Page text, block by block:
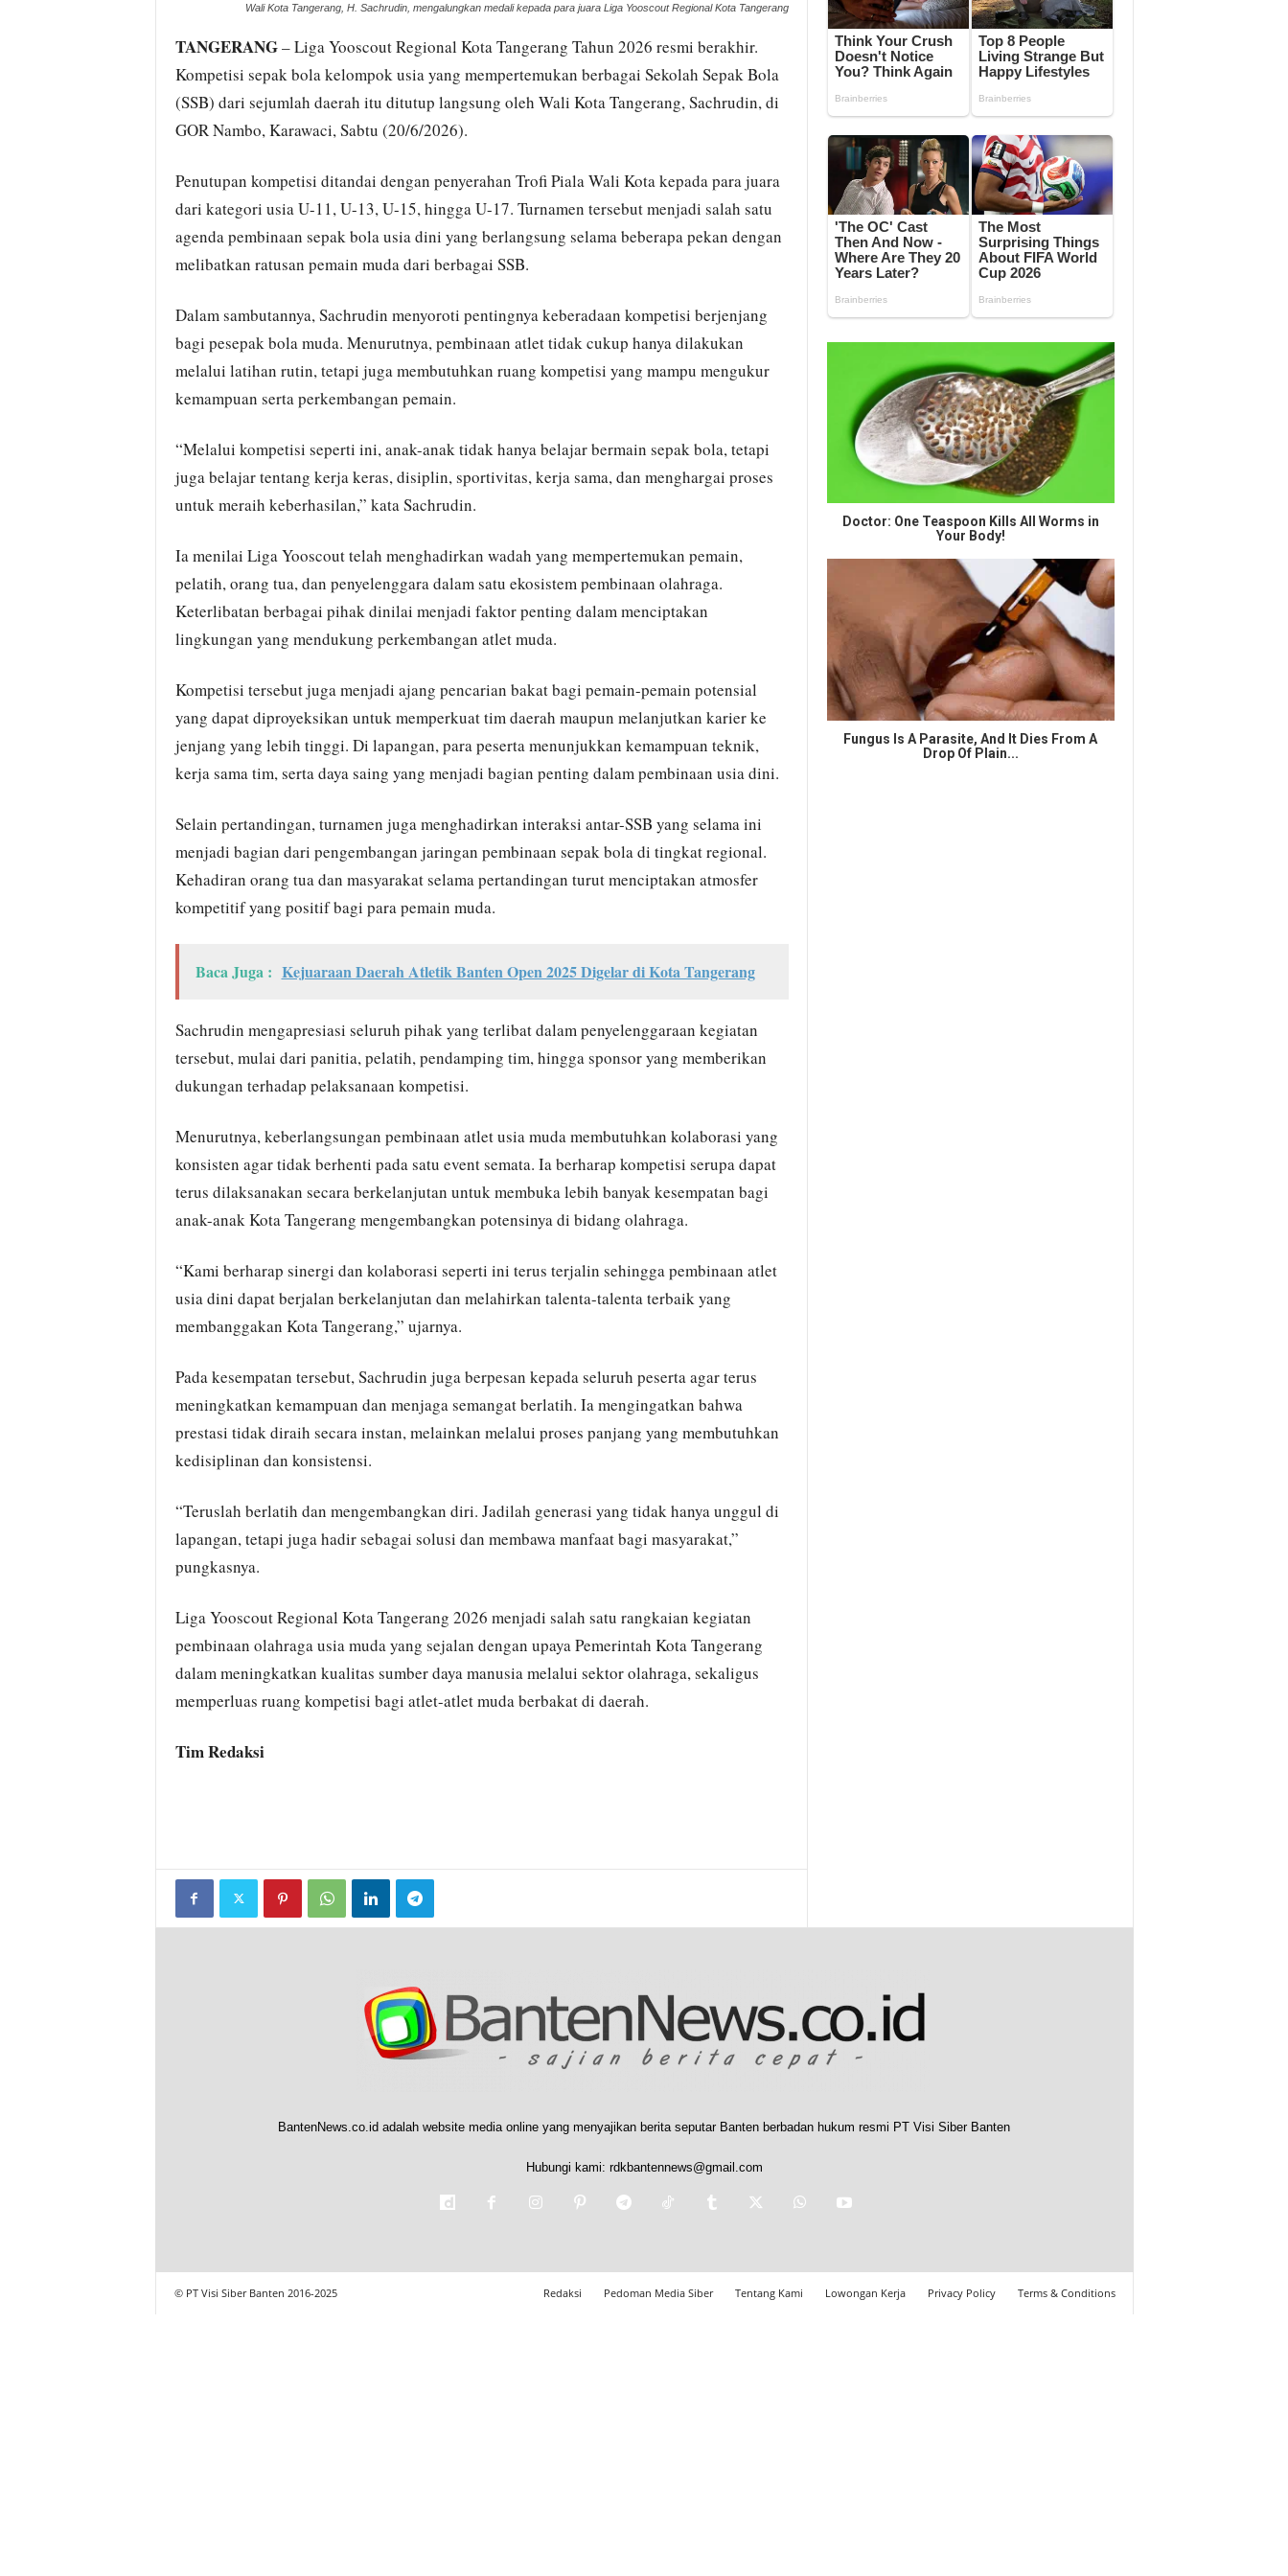
Wali Kota Tangerang, H. Sachrudin, mengalungkan medali kepada para juara Liga Yooscout Regional Kota Tangerang
TANGERANG– Liga Yooscout Regional Kota Tangerang Tahun 2026 resmi berakhir.
Kompetisi sepak bola kelompok usia yang mempertemukan berbagai Sekolah Sepak Bola
(SSB) dari sejumlah daerah itu ditutup langsung oleh Wali Kota Tangerang, Sachrudin, di
GOR Nambo, Karawaci, Sabtu (20/6/2026).
Penutupan kompetisi ditandai dengan penyerahan Trofi Piala Wali Kota kepada para juara
dari kategori usia U-11, U-13, U-15, hingga U-17. Turnamen tersebut menjadi salah satu
agenda pembinaan sepak bola usia dini yang berlangsung selama beberapa pekan dengan
melibatkan ratusan pemain muda dari berbagai SSB.
Dalam sambutannya, Sachrudin menyoroti pentingnya keberadaan kompetisi berjenjang
bagi pesepak bola muda. Menurutnya, pembinaan atlet tidak cukup hanya dilakukan
melalui latihan rutin, tetapi juga membutuhkan ruang kompetisi yang mampu mengukur
kemampuan serta perkembangan pemain.
“Melalui kompetisi seperti ini, anak-anak tidak hanya belajar bermain sepak bola, tetapi
juga belajar tentang kerja keras, disiplin, sportivitas, kerja sama, dan menghargai proses
untuk meraih keberhasilan,” kata Sachrudin.
Ia menilai Liga Yooscout telah menghadirkan wadah yang mempertemukan pemain,
pelatih, orang tua, dan penyelenggara dalam satu ekosistem pembinaan olahraga.
Keterlibatan berbagai pihak dinilai menjadi faktor penting dalam menciptakan
lingkungan yang mendukung perkembangan atlet muda.
Kompetisi tersebut juga menjadi ajang pencarian bakat bagi pemain-pemain potensial
yang dapat diproyeksikan untuk memperkuat tim daerah maupun melanjutkan karier ke
jenjang yang lebih tinggi. Di lapangan, para peserta menunjukkan kemampuan teknik,
kerja sama tim, serta daya saing yang menjadi bagian penting dalam pembinaan usia dini.
Selain pertandingan, turnamen juga menghadirkan interaksi antar-SSB yang selama ini
menjadi bagian dari pengembangan jaringan pembinaan sepak bola di tingkat regional.
Kehadiran orang tua dan masyarakat selama pertandingan turut menciptakan atmosfer
kompetitif yang positif bagi para pemain muda.
Baca Juga : Kejuaraan Daerah Atletik Banten Open 2025 Digelar di Kota Tangerang
Sachrudin mengapresiasi seluruh pihak yang terlibat dalam penyelenggaraan kegiatan
tersebut, mulai dari panitia, pelatih, pendamping tim, hingga sponsor yang memberikan
dukungan terhadap pelaksanaan kompetisi.
Menurutnya, keberlangsungan pembinaan atlet usia muda membutuhkan kolaborasi yang
konsisten agar tidak berhenti pada satu event semata. Ia berharap kompetisi serupa dapat
terus dilaksanakan secara berkelanjutan untuk membuka lebih banyak kesempatan bagi
anak-anak Kota Tangerang mengembangkan potensinya di bidang olahraga.
“Kami berharap sinergi dan kolaborasi seperti ini terus terjalin sehingga pembinaan atlet
usia dini dapat berjalan berkelanjutan dan melahirkan talenta-talenta terbaik yang
membanggakan Kota Tangerang,” ujarnya.
Pada kesempatan tersebut, Sachrudin juga berpesan kepada seluruh peserta agar terus
meningkatkan kemampuan dan menjaga semangat berlatih. Ia mengingatkan bahwa
prestasi tidak diraih secara instan, melainkan melalui proses panjang yang membutuhkan
kedisiplinan dan konsistensi.
“Teruslah berlatih dan mengembangkan diri. Jadilah generasi yang tidak hanya unggul di
lapangan, tetapi juga hadir sebagai solusi dan membawa manfaat bagi masyarakat,”
pungkasnya.
Liga Yooscout Regional Kota Tangerang 2026 menjadi salah satu rangkaian kegiatan
pembinaan olahraga usia muda yang sejalan dengan upaya Pemerintah Kota Tangerang
dalam meningkatkan kualitas sumber daya manusia melalui sektor olahraga, sekaligus
memperluas ruang kompetisi bagi atlet-atlet muda berbakat di daerah.
Tim Redaksi
Doctor: One Teaspoon Kills All Worms in
Your Body!
Fungus Is A Parasite, And It Dies From A
Drop Of Plain...
BantenNews.co.id adalah website media online yang menyajikan berita seputar Banten berbadan hukum resmi PT Visi Siber Banten
Hubungi kami: rdkbantennews@gmail.com
Redaksi Pedoman Media Siber Tentang Kami Lowongan Kerja Privacy Policy Terms & Conditions
© PT Visi Siber Banten 2016-2025